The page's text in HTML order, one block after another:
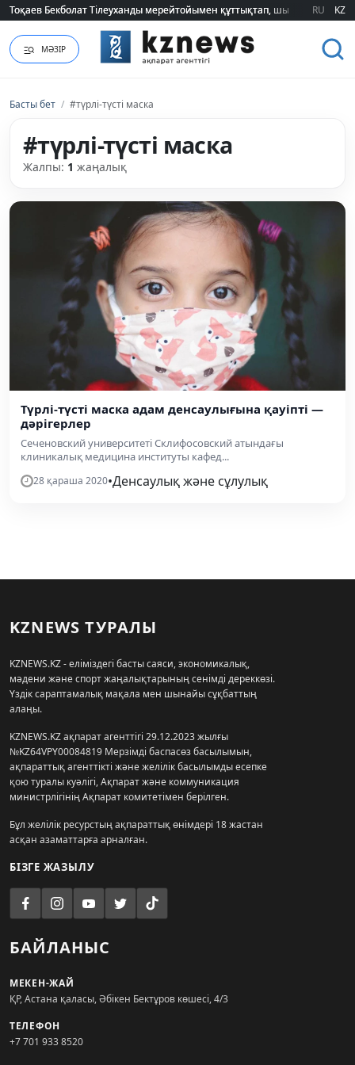
Тоқаев Бекболат Тілеуханды мерейтойымен құттықтап, шығармашылық
Тоқаев Бекболат Тілеуханды мерейтойымен құттықтап, шығармашылық
RU KZ
МӘЗІР
Басты бет / #түрлі-түсті маска
#түрлі-түсті маска
Жалпы: 1 жаңалық
Түрлі-түсті маска адам денсаулығына қауіпті —
дәрігерлер
Сеченовский университеті Склифосовский атындағы
клиникалық медицина институты кафед...
28 қараша 2020•Денсаулық және сұлулық
KZNEWS ТУРАЛЫ
KZNEWS.KZ - еліміздегі басты саяси, экономикалық,
мәдени және спорт жаңалықтарының сенімді дереккөзі.
Үздік сараптамалық мақала мен шынайы сұқбаттың
алаңы.
KZNEWS.KZ ақпарат агенттігі 29.12.2023 жылғы
№KZ64VPY00084819 Мерзімді баспасөз басылымын,
ақпараттық агенттікті және желілік басылымды есепке
қою туралы куәлігі, Ақпарат және коммуникация
министрлігінің Ақпарат комитетімен берілген.
Бұл желілік ресурстың ақпараттық өнімдері 18 жастан
асқан азаматтарға арналған.
БІЗГЕ ЖАЗЫЛУ
БАЙЛАНЫС
МЕКЕН-ЖАЙ
ҚР, Астана қаласы, Әбікен Бектұров көшесі, 4/3
ТЕЛЕФОН
+7 701 933 8520